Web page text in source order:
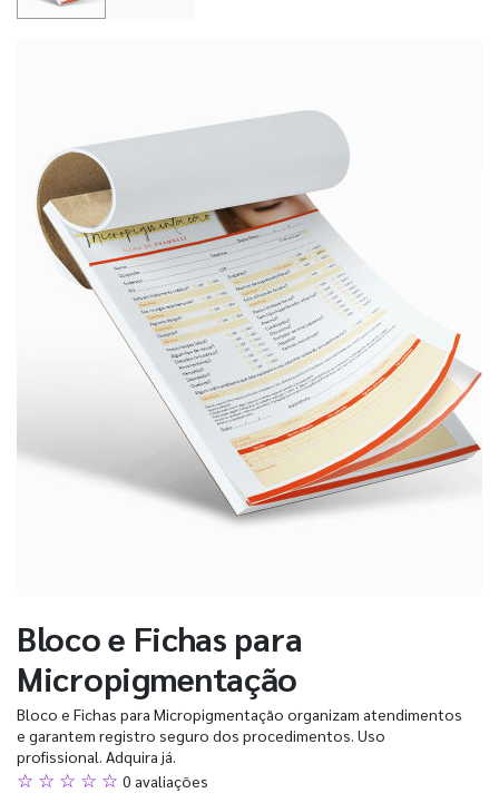
Bloco e Fichas para
Micropigmentação
Bloco e Fichas para Micropigmentação organizam atendimentos
e garantem registro seguro dos procedimentos. Uso
profissional. Adquira já.
☆ ☆ ☆ ☆ ☆ 0 avaliações